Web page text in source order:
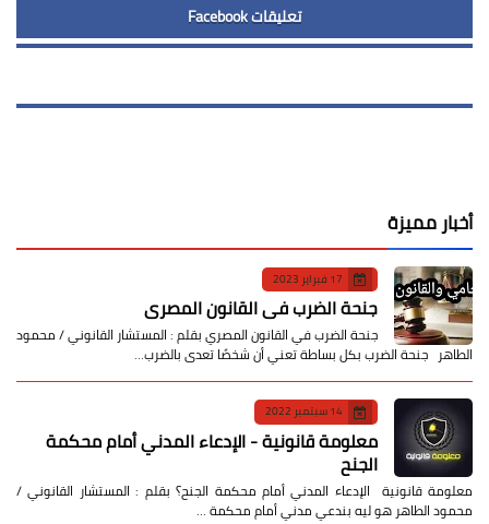
تعليقات Facebook
أخبار مميزة
17 فبراير 2023
جنحة الضرب في القانون المصري
جنحة الضرب في القانون المصري بقلم : المستشار القانوني / محمود
الطاهر جنحة الضرب بكل بساطة تعني أن شخصًا تعدى بالضرب…
14 سبتمبر 2022
معلومة قانونية - الإدعاء المدني أمام محكمة
الجنح
معلومة قانونية الإدعاء المدني أمام محكمة الجنح؟ بقلم : المستشار القانوني /
محمود الطاهر هو ليه بندعي مدني أمام محكمة …